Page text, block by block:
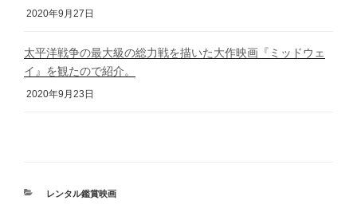
2020年9月27日
太平洋戦争の最大級の総力戦を描いた大作映画『ミッドウェ
イ』を観たので紹介。
2020年9月23日
カ
レンタル鑑賞映画